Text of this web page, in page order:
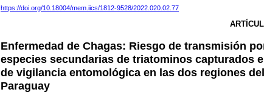
https://doi.org/10.18004/mem.iics/1812-9528/2022.020.02.77
Enfermedad de Chagas: Riesgo de transmisión
especies secundarias de triatominos capturados
de vigilancia entomológica en las dos regiones del
Paraguay